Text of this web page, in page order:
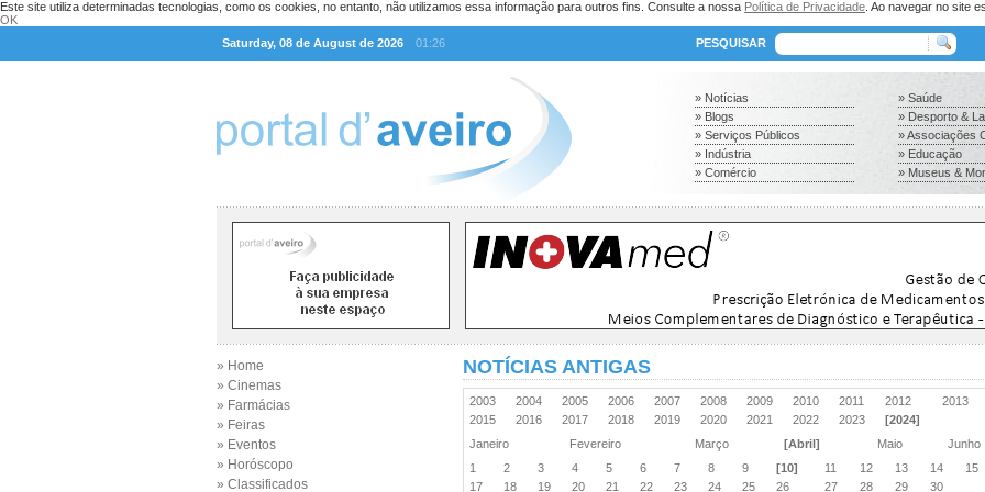
Este site utiliza determinadas tecnologias, como os cookies, no entanto, não utilizamos essa informação para outros fins. Consulte a nossa Política de Privacidade . Ao navegar no site
OK
Saturday, 08 de August de 2026
01:26 PESQUISAR
» Notícias
» Blogs
» Serviços Públicos
» Indústria
» Comércio
» Saúde
» Desporto &
» Associações
» Educação
» Museus &
» Home
» Cinemas
» Farmácias
» Feiras
» Eventos
» Horóscopo
» Classificados
NOTÍCIAS ANTIGAS
2003 2004 2005 2006 2007 2008 2009 2010 2011 2012
2013
2015
2016 2017 2018 2019 2020 2021 2022 2023
[2024]
Janeiro
Fevereiro Março [Abril] Maio
1
2 3 4 5 6 7 8 9 [10] 11 12 13 14
15
17
18 19 20 21 22 23 24 25 26 27 28 29 30